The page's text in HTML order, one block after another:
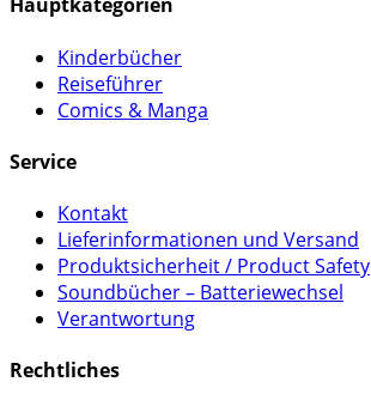
Kinderbücher
Reiseführer
Comics & Manga
Service
Kontakt
Lieferinformationen und Versand
Produktsicherheit / Product Safety
Soundbücher – Batteriewechsel
Verantwortung
Rechtliches